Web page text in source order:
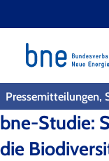
Pressemitteilungen,
bne-Studie:
die